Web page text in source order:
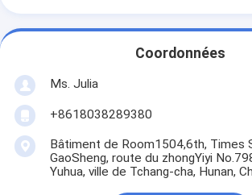
Coordonnées
Ms. Julia
+8618038289380
Bâtiment de Room1504,6th, Times
GaoSheng, route du zhongYiyi
Yuhua, ville de Tchang-cha, Hunan,